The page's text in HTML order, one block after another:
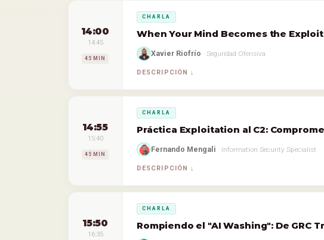
14:00
14:45
45 MIN
CHARLA
When Your Mind Becomes the
Xavier Riofrío · Seguridad Ofensiva
DESCRIPCIÓN
14:55
15:40
45 MIN
CHARLA
Práctica Exploitation al C2:
Fernando Mengali · Information Security Specialist
DESCRIPCIÓN
15:50
16:35
CHARLA
Rompiendo el "AI Washing": De GRC